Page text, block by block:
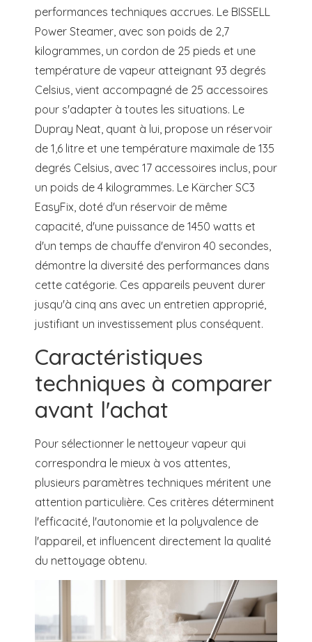
performances techniques accrues. Le BISSELL
Power Steamer, avec son poids de 2,7
kilogrammes, un cordon de 25 pieds et une
température de vapeur atteignant 93 degrés
Celsius, vient accompagné de 25 accessoires
pour s'adapter à toutes les situations. Le
Dupray Neat, quant à lui, propose un réservoir
de 1,6 litre et une température maximale de 135
degrés Celsius, avec 17 accessoires inclus, pour
un poids de 4 kilogrammes. Le Kärcher SC3
EasyFix, doté d'un réservoir de même
capacité, d'une puissance de 1450 watts et
d'un temps de chauffe d'environ 40 secondes,
démontre la diversité des performances dans
cette catégorie. Ces appareils peuvent durer
jusqu'à cinq ans avec un entretien approprié,
justifiant un investissement plus conséquent.
Caractéristiques
techniques à comparer
avant l'achat
Pour sélectionner le nettoyeur vapeur qui
correspondra le mieux à vos attentes,
plusieurs paramètres techniques méritent une
attention particulière. Ces critères déterminent
l'efficacité, l'autonomie et la polyvalence de
l'appareil, et influencent directement la qualité
du nettoyage obtenu.